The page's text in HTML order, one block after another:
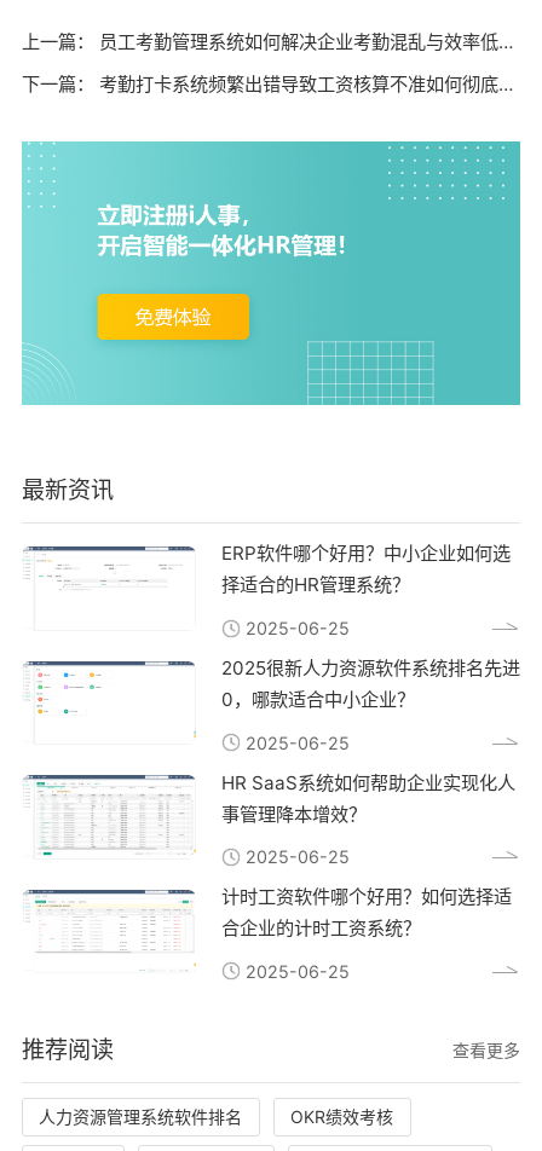
上一篇：
员工考勤管理系统如何解决企业考勤混乱与效率低下的难题？
下一篇： 考勤打卡系统频繁出错导致工资核算不准如何彻底解决？
最新资讯
ERP软件哪个好用？中小企业如何选
择适合的HR管理系统？
2025-06-25
2025很新人力资源软件系统排名先进
0，哪款适合中小企业？
2025-06-25
HR SaaS系统如何帮助企业实现化人
事管理降本增效？
2025-06-25
计时工资软件哪个好用？如何选择适
合企业的计时工资系统？
2025-06-25
推荐阅读 查看更多
人力资源管理系统软件排名 OKR绩效考核